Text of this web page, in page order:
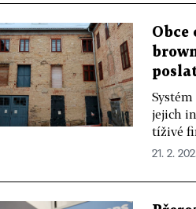
Obce
jejich
tíživé
21. 2.